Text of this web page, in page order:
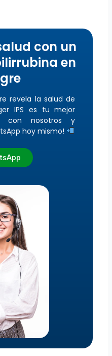
con un
en
revela la salud de
IPS es tu mejor
con nosotros y
hoy mismo!